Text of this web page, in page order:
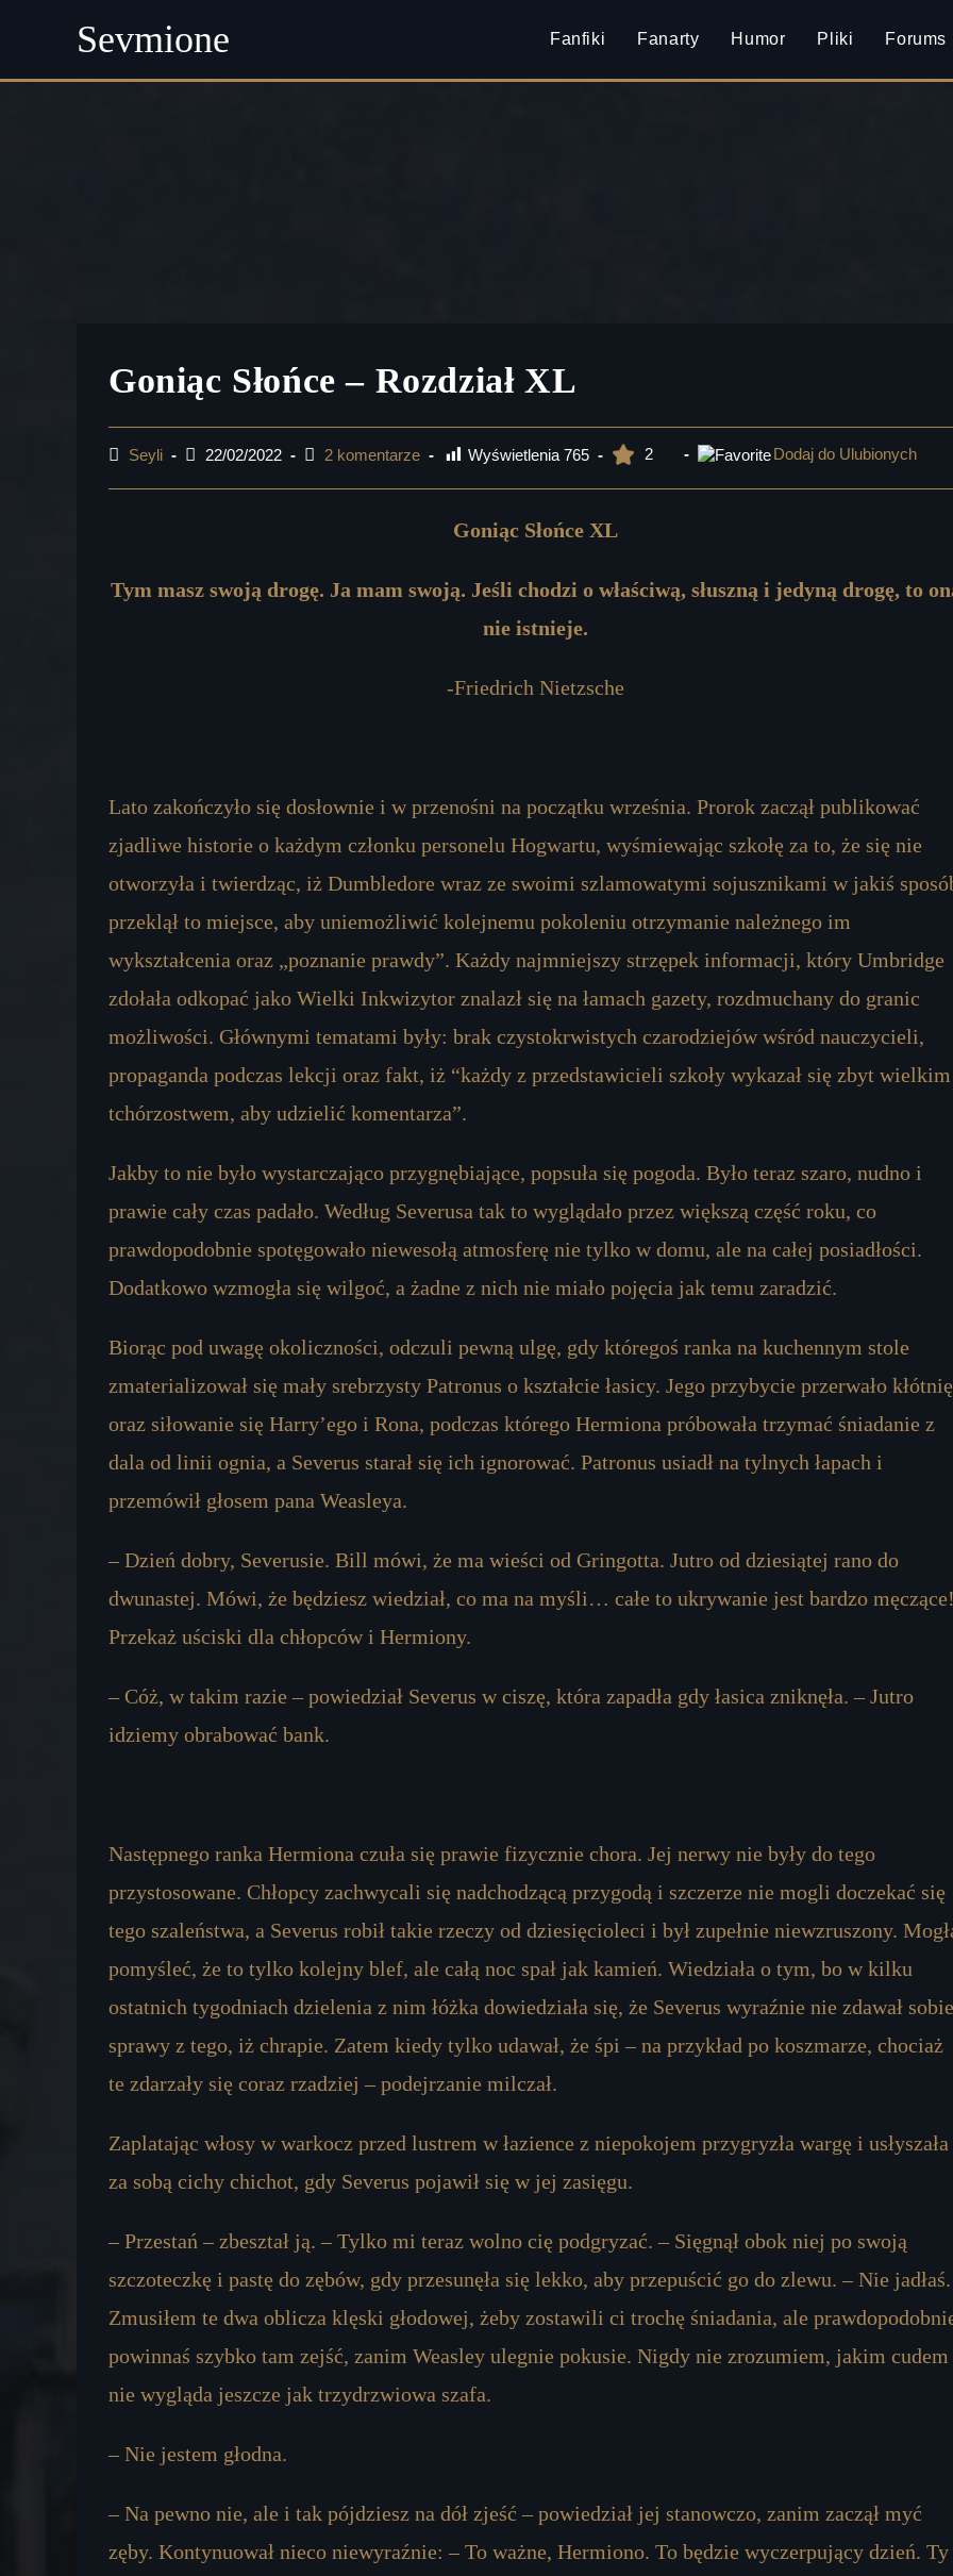
Sevmione Fanfiki Fanarty Humor Pliki Forums
Goniąc Słońce – Rozdział XL
PostSeyli
Post22/02/2022
Post2 komentarze Wyświetlenia 765 2 Dodaj do Ulubionych
Goniąc Słońce XL
Tym masz swoją drogę. Ja mam swoją. Jeśli chodzi o właściwą, słuszną i jedyną drogę, to
nie istnieje.
-Friedrich Nietzsche
Lato zakończyło się dosłownie i w przenośni na początku września. Prorok zaczął publikować
zjadliwe historie o każdym członku personelu Hogwartu, wyśmiewając szkołę za to, że się nie
otworzyła i twierdząc, iż Dumbledore wraz ze swoimi szlamowatymi sojusznikami w jakiś
przeklął to miejsce, aby uniemożliwić kolejnemu pokoleniu otrzymanie należnego im
wykształcenia oraz „poznanie prawdy”. Każdy najmniejszy strzępek informacji, który Umbridge
zdołała odkopać jako Wielki Inkwizytor znalazł się na łamach gazety, rozdmuchany do granic
możliwości. Głównymi tematami były: brak czystokrwistych czarodziejów wśród nauczycieli,
propaganda podczas lekcji oraz fakt, iż “każdy z przedstawicieli szkoły wykazał się zbyt wielkim
tchórzostwem, aby udzielić komentarza”.
Jakby to nie było wystarczająco przygnębiające, popsuła się pogoda. Było teraz szaro, nudno i
prawie cały czas padało. Według Severusa tak to wyglądało przez większą część roku, co
prawdopodobnie spotęgowało niewesołą atmosferę nie tylko w domu, ale na całej posiadłości.
Dodatkowo wzmogła się wilgoć, a żadne z nich nie miało pojęcia jak temu zaradzić.
Biorąc pod uwagę okoliczności, odczuli pewną ulgę, gdy któregoś ranka na kuchennym stole
zmaterializował się mały srebrzysty Patronus o kształcie łasicy. Jego przybycie przerwało kłótnię
oraz siłowanie się Harry’ego i Rona, podczas którego Hermiona próbowała trzymać śniadanie z
dala od linii ognia, a Severus starał się ich ignorować. Patronus usiadł na tylnych łapach i
przemówił głosem pana Weasleya.
– Dzień dobry, Severusie. Bill mówi, że ma wieści od Gringotta. Jutro od dziesiątej rano do
dwunastej. Mówi, że będziesz wiedział, co ma na myśli… całe to ukrywanie jest bardzo
Przekaż uściski dla chłopców i Hermiony.
– Cóż, w takim razie – powiedział Severus w ciszę, która zapadła gdy łasica zniknęła. – Jutro
idziemy obrabować bank.
Następnego ranka Hermiona czuła się prawie fizycznie chora. Jej nerwy nie były do ​​tego
przystosowane. Chłopcy zachwycali się nadchodzącą przygodą i szczerze nie mogli doczekać się
tego szaleństwa, a Severus robił takie rzeczy od dziesięcioleci i był zupełnie niewzruszony.
pomyśleć, że to tylko kolejny blef, ale całą noc spał jak kamień. Wiedziała o tym, bo w kilku
ostatnich tygodniach dzielenia z nim łóżka dowiedziała się, że Severus wyraźnie nie zdawał sobie
sprawy z tego, iż chrapie. Zatem kiedy tylko udawał, że śpi – na przykład po koszmarze, chociaż
te zdarzały się coraz rzadziej – podejrzanie milczał.
Zaplatając włosy w warkocz przed lustrem w łazience z niepokojem przygryzła wargę i usłyszała
za sobą cichy chichot, gdy Severus pojawił się w jej zasięgu.
– Przestań – zbeształ ją. – Tylko mi teraz wolno cię podgryzać. – Sięgnął obok niej po swoją
szczoteczkę i pastę do zębów, gdy przesunęła się lekko, aby przepuścić go do zlewu. – Nie jadłaś.
Zmusiłem te dwa oblicza klęski głodowej, żeby zostawili ci trochę śniadania, ale
powinnaś szybko tam zejść, zanim Weasley ulegnie pokusie. Nigdy nie zrozumiem, jakim cudem
nie wygląda jeszcze jak trzydrzwiowa szafa.
– Nie jestem głodna.
– Na pewno nie, ale i tak pójdziesz na dół zjeść – powiedział jej stanowczo, zanim zaczął myć
zęby. Kontynuował nieco niewyraźnie: – To ważne, Hermiono. To będzie wyczerpujący dzień. Ty